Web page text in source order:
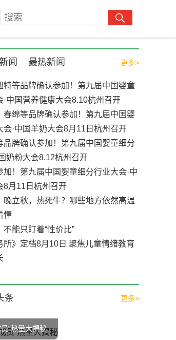
闻 最热新闻 更多>
特等品牌确认参加！第九届中国婴童
·中国营养健康大会8.10杭州召开
春绵等品牌确认参加！第九届中国婴
会·中国羊奶大会8月11日杭州召开
品牌确认参加！第九届中国婴童细分
奶粉大会8.12杭州召开
加！第九届中国婴童细分行业大会·中
8月11日杭州召开
晚立秋，热死牛？哪些地方依然高温
懂
能只盯着“性价比”
所》定档8月10日 聚焦儿童情绪教育
条 更多>
”热量大揭秘